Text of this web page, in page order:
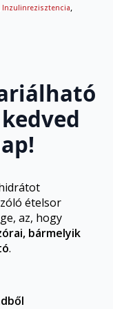
Inzulinrezisztencia,
ételsor
az, hogy
bármelyik
.